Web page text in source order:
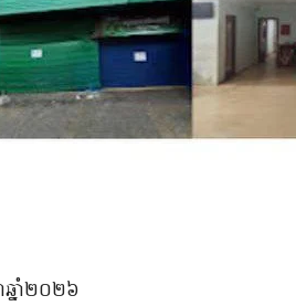
ឆ្នាំ២០២៦